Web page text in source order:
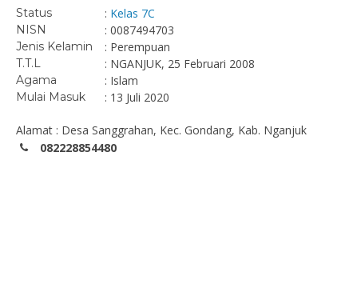
Status : Kelas 7C
NISN : 0087494703
Jenis Kelamin : Perempuan
T.T.L : NGANJUK, 25 Februari 2008
Agama : Islam
Mulai Masuk : 13 Juli 2020
Alamat : Desa Sanggrahan, Kec. Gondang, Kab. Nganjuk
082228854480